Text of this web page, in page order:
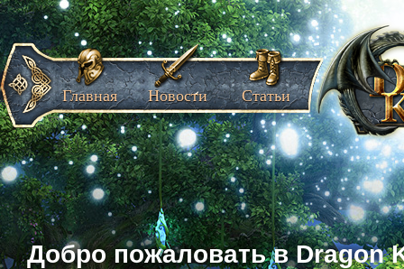
Добро пожаловать в Dragon
Главная Новости Статьи